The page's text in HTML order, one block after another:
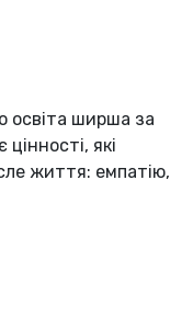
освіта ширша за
які
життя: емпатію,